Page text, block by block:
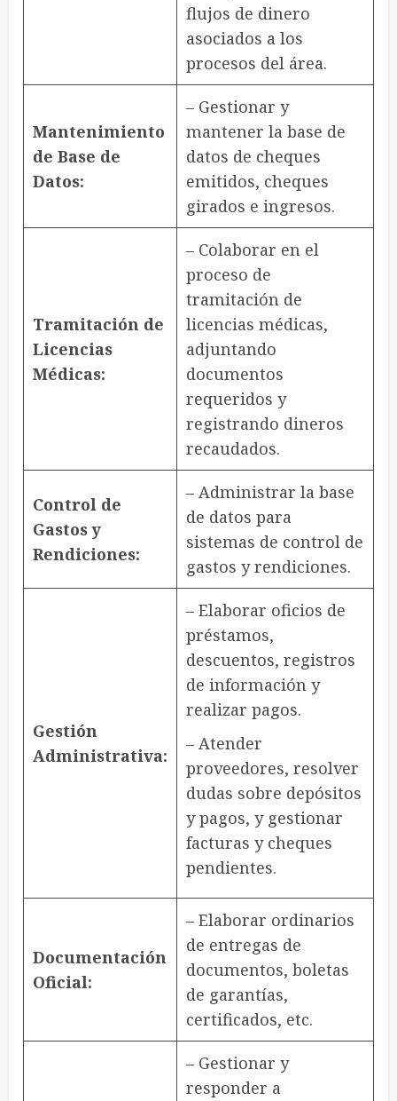
flujos de dinero
asociados a los
procesos del área.
Mantenimiento
de Base de
Datos:
– Gestionar y
mantener la base de
datos de cheques
emitidos, cheques
girados e ingresos.
Tramitación de
Licencias
Médicas:
– Colaborar en el
proceso de
tramitación de
licencias médicas,
adjuntando
documentos
requeridos y
registrando dineros
recaudados.
Control de
Gastos y
Rendiciones:
– Administrar la base
de datos para
sistemas de control de
gastos y rendiciones.
Gestión
Administrativa:
– Elaborar oficios de
préstamos,
descuentos, registros
de información y
realizar pagos.
– Atender
proveedores, resolver
dudas sobre depósitos
y pagos, y gestionar
facturas y cheques
pendientes.
Documentación
Oficial:
– Elaborar ordinarios
de entregas de
documentos, boletas
de garantías,
certificados, etc.
– Gestionar y
responder a